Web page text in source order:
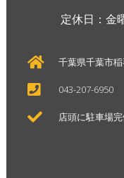
定休日：金
千葉県千葉市
043-207-6950
店頭に駐車場